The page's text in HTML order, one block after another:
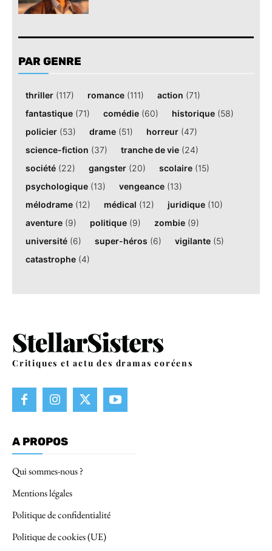
PAR GENRE
thriller (117) romance (111) action (71)
fantastique (71) comédie (60) historique (58)
policier (53) drame (51) horreur (47)
science-fiction (37) tranche de vie (24)
société (22) gangster (20) scolaire (15)
psychologique (13) vengeance (13)
mélodrame (12) médical (12) juridique (10)
aventure (9) politique (9) zombie (9)
université (6) super-héros (6) vigilante (5)
catastrophe (4)
Critiques et actu des dramas coréens
A PROPOS
Qui sommes-nous ?
Mentions légales
Politique de confidentialité
Politique de cookies (UE)